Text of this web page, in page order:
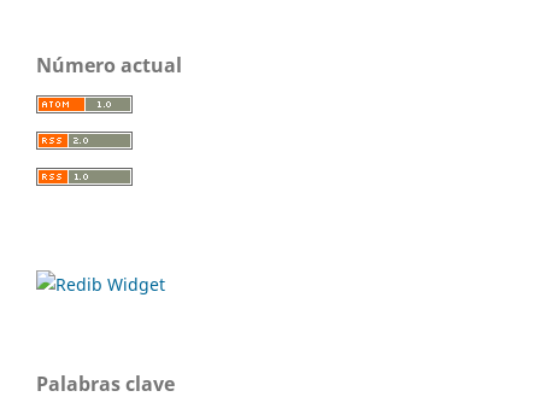
Número actual
Palabras clave